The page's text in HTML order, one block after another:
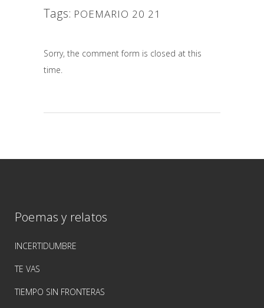
Tags: POEMARIO 20 21
Sorry, the comment form is closed at this
time.
Poemas y relatos
INCERTIDUMBRE
TE VAS
TIEMPO SIN FRONTERAS